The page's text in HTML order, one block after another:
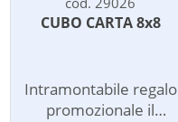
CUBO CARTA 8x8
Intramontabile regalo
promozionale il